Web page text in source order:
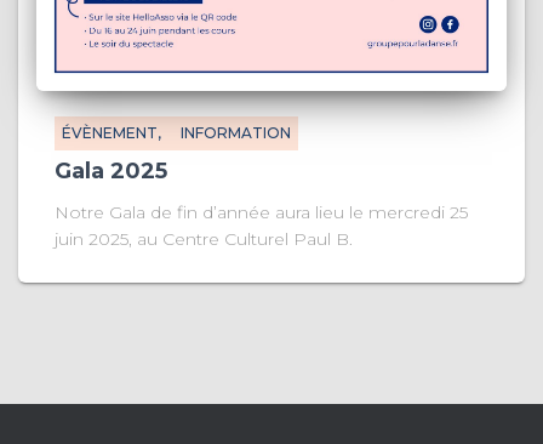
ÉVÈNEMENT INFORMATION
Gala 2025
Notre Gala de fin d’année aura lieu le mercredi 25
juin 2025, au Centre Culturel Paul B.